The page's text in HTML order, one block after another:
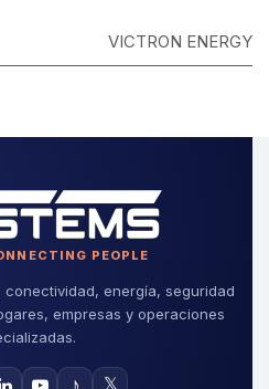
VICTRON ENERGY
PEOPLE
energía, seguridad
empresas y operaciones
𝕏